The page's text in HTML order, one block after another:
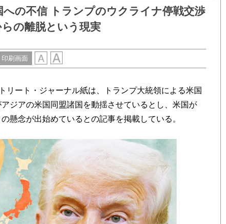
の不信 トランプのウクライナ停戦交渉
の離脱という現実
印刷画面
ート・ジャーナル紙は、トランプ大統領による米国
ジアの米国同盟諸国を動揺させているとし、米国が
懸念が出始めているとの記事を掲載している。